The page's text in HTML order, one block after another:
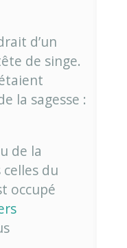
d’un
de singe.
la sagesse :
de la
du
occupé